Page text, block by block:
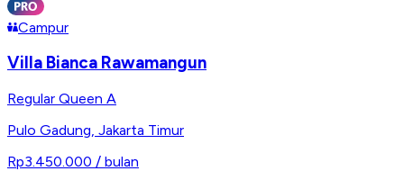
Campur
Villa Bianca Rawamangun
Regular Queen A
Pulo Gadung, Jakarta Timur
Rp3.450.000 / bulan